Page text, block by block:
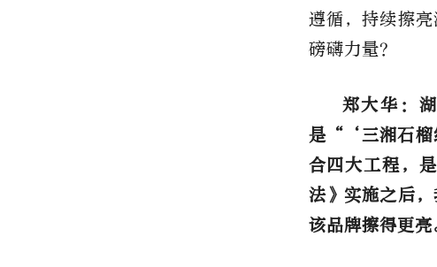
遵循，持续擦
磅礴力量？
郑大华：
是“‘三湘石榴
合四大工程，
法》实施之后
该品牌擦得更亮